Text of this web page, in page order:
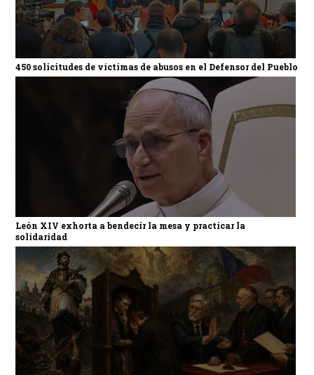
450 solicitudes de víctimas de abusos en el Defensor del Pueblo
León XIV exhorta a bendecir la mesa y practicar la
solidaridad